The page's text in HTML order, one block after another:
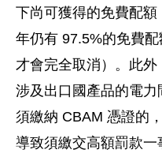
下尚可獲得的免費配
年仍有 97.5%的免費
才會完全取消）。此外
涉及出口國產品的電
須繳納 CBAM 憑證的
導致須繳交高額罰款